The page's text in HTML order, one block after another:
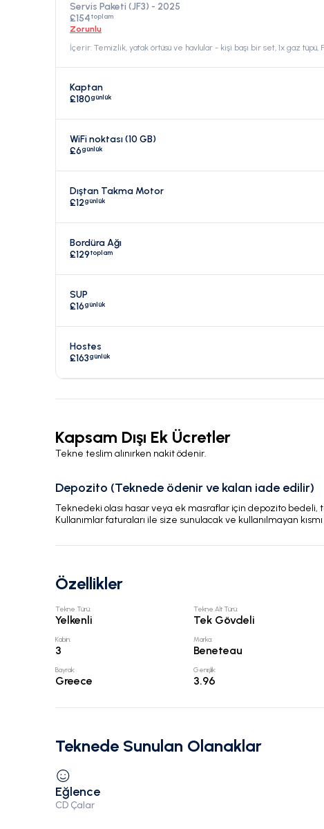
Servis Paketi (JF3) - 2025
£154toplam
Zorunlu
İçerir: Temizlik, yatak örtüsü ve havlular - kişi başı bir set, 1x gaz tüpü,
Kaptan
£180günlük
WiFi noktası (10 GB)
£6günlük
Dıştan Takma Motor
£12günlük
Bordüra Ağı
£129toplam
SUP
£16günlük
Hostes
£163günlük
Kapsam Dışı Ek Ücretler
Tekne teslim alınırken nakit ödenir.
Depozito (Teknede ödenir ve kalan iade edilir)
Teknedeki olası hasar veya ek masraflar için depozito
Kullanımlar faturaları ile size sunulacak ve kullanılmayan
Özellikler
Tekne Türü:
Yelkenli
Tekne Alt Türü:
Tek Gövdeli
Kabin:
3
Marka:
Beneteau
Bayrak:
Greece
Genişlik:
3.96
Teknede Sunulan Olanaklar
Eğlence
CD Çalar